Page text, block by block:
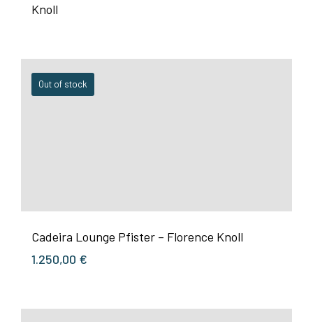
Knoll
Out of stock
Cadeira Lounge Pfister – Florence Knoll
1.250,00 €